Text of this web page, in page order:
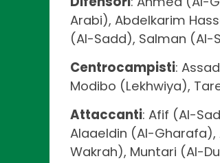
Arabi), Abdelkarim
(Al-Sadd), Salman (Al-
Centrocampisti:
Modibo (Lekhwiya),
Attaccanti: Afif (Al-
Alaaeldin (Al-Gharafa),
Wakrah), Muntari (Al-